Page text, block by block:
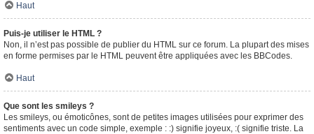
Haut
Puis-je utiliser le HTML ?
Non, il n’est pas possible de publier du HTML sur ce forum. La plupart des mises
en forme permises par le HTML peuvent être appliquées avec les BBCodes.
Haut
Que sont les smileys ?
Les smileys, ou émoticônes, sont de petites images utilisées pour exprimer des
sentiments avec un code simple, exemple : :) signifie joyeux, :( signifie triste. La